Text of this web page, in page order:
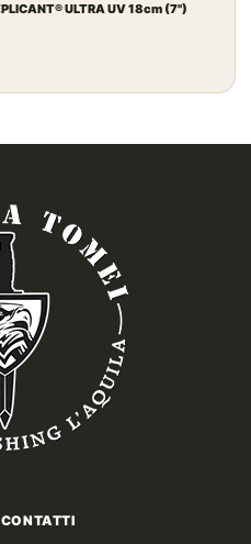
ULTRA UV 18cm (7")